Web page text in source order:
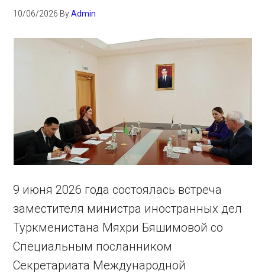
10/06/2026 ByAdmin
9 июня 2026 года состоялась встреча
заместителя министра иностранных дел
Туркменистана Мяхри Бяшимовой со
Специальным посланником
Секретариата Международной